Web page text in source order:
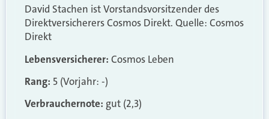
David Stachen ist Vorstandsvorsitzender des
Direktversicherers Cosmos Direkt. Quelle: Cosmos
Direkt
Lebensversicherer: Cosmos Leben
Rang: 5 (Vorjahr: -)
Verbrauchernote: gut (2,3)